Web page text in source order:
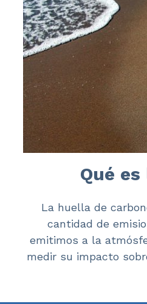
Qué
La huella de
cantidad de
emitimos a la
medir su impacto